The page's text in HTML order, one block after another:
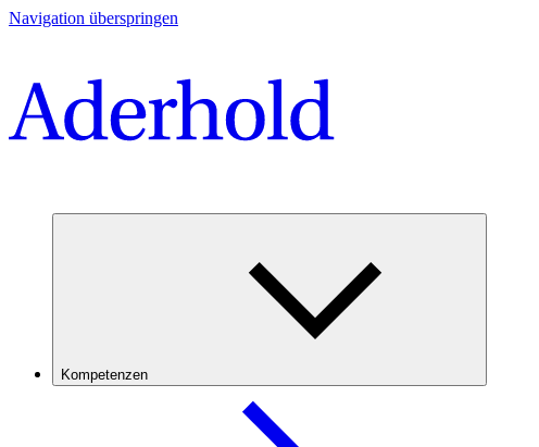
Navigation überspringen
Kompetenzen